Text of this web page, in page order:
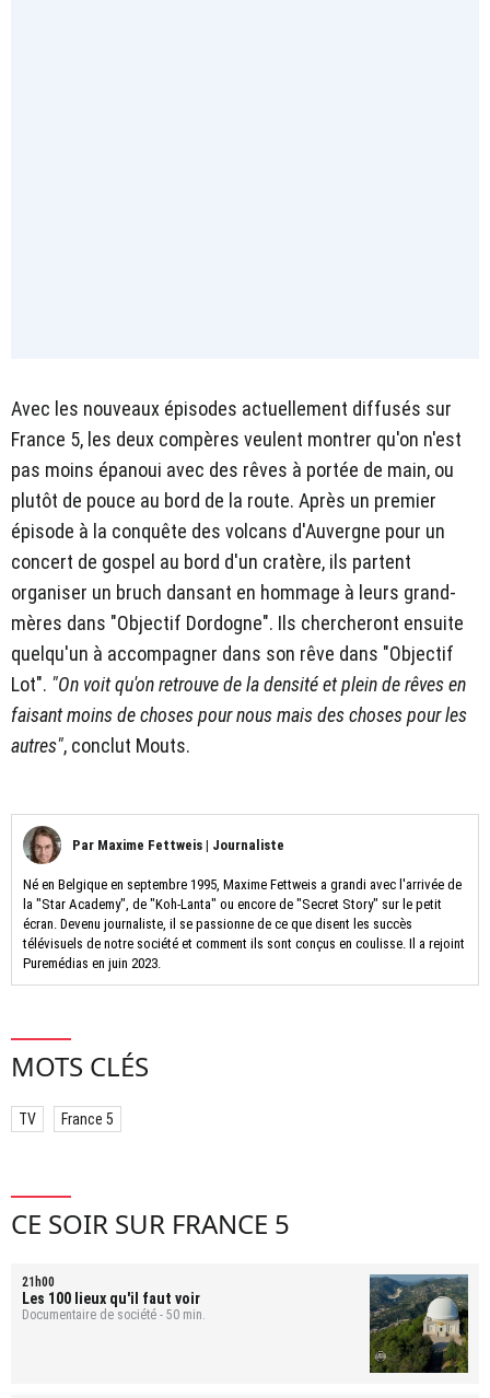
Avec les nouveaux épisodes actuellement diffusés sur
France 5, les deux compères veulent montrer qu'on n'est
pas moins épanoui avec des rêves à portée de main, ou
plutôt de pouce au bord de la route. Après un premier
épisode à la conquête des volcans d'Auvergne pour un
concert de gospel au bord d'un cratère, ils partent
organiser un bruch dansant en hommage à leurs grand-
mères dans "Objectif Dordogne". Ils chercheront ensuite
quelqu'un à accompagner dans son rêve dans "Objectif
Lot". "On voit qu'on retrouve de la densité et plein de rêves en
faisant moins de choses pour nous mais des choses pour les
autres", conclut Mouts.
Par Maxime Fettweis | Journaliste
Né en Belgique en septembre 1995, Maxime Fettweis a grandi avec l'arrivée de
la "Star Academy", de "Koh-Lanta" ou encore de "Secret Story" sur le petit
écran. Devenu journaliste, il se passionne de ce que disent les succès
télévisuels de notre société et comment ils sont conçus en coulisse. Il a rejoint
Puremédias en juin 2023.
MOTS CLÉS
TV France 5
CE SOIR SUR FRANCE 5
21h00
Les 100 lieux qu'il faut voir
Documentaire de société - 50 min.